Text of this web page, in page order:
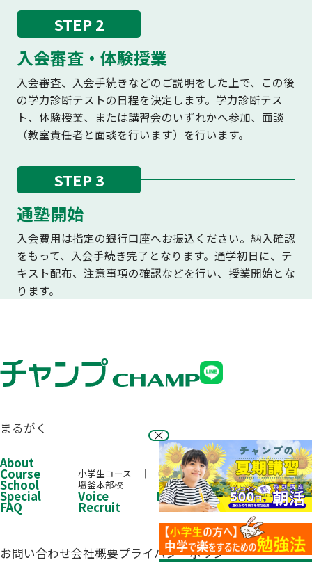
STEP 2
入会審査・体験授業
入会審査、入会手続きなどのご説明をした上で、この後
の学力診断テストの日程を決定します。学力診断テス
ト、体験授業、または講習会のいずれかへ参加、面談
（教室責任者と面談を行います）を行います。
STEP 3
通塾開始
入会費用は指定の銀行口座へお振込ください。納入確認
をもって、入会手続き完了となります。通学初日に、テ
キスト配布、注意事項の確認などを行い、授業開始とな
ります。
まるがく
About
Course 小学生コース 中学生コース 高校生コース
School 塩釜本部校
Special Voice Performance
FAQ Recruit
お問い合わせ会社概要プライバシーポリシー